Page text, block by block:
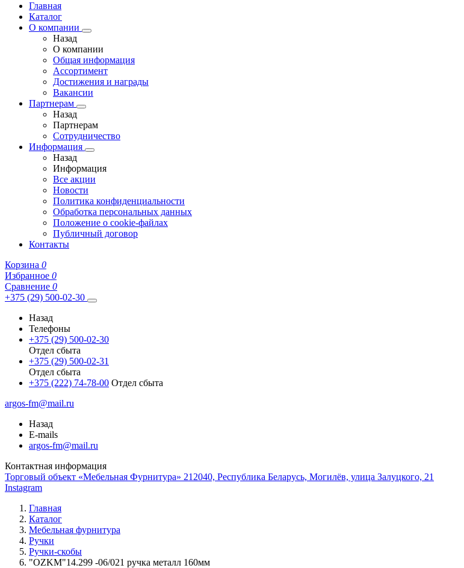
Главная
Каталог
О компании
Назад
О компании
Общая информация
Ассортимент
Достижения и награды
Вакансии
Партнерам
Назад
Партнерам
Сотрудничество
Информация
Назад
Информация
Все акции
Новости
Политика конфиденциальности
Обработка персональных данных
Положение о cookie-файлах
Публичный договор
Контакты
Корзина 0
Избранное 0
Сравнение 0
+375 (29) 500-02-30
Назад
Телефоны
+375 (29) 500-02-30
Отдел сбыта
+375 (29) 500-02-31
Отдел сбыта
+375 (222) 74-78-00 Отдел сбыта
argos-fm@mail.ru
Назад
E-mails
argos-fm@mail.ru
Контактная информация
Торговый объект «Мебельная Фурнитура» 212040, Республика Беларусь, Могилёв, улица Залуцкого, 21
Instagram
Главная
Каталог
Мебельная фурнитура
Ручки
Ручки-скобы
"OZKM"14.299 -06/021 ручка металл 160мм